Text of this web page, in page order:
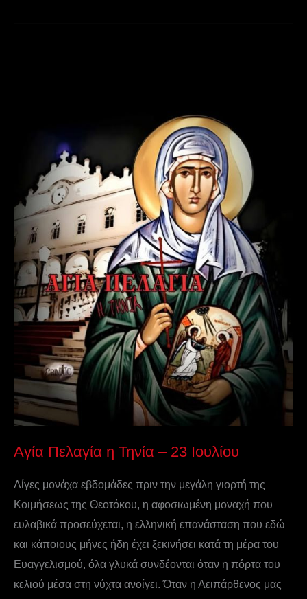
Αγία Πελαγία η Τηνία – 23 Ιουλίου
Λίγες μονάχα εβδομάδες πριν την μεγάλη γιορτή της
Κοιμήσεως της Θεοτόκου, η αφοσιωμένη μοναχή που
ευλαβικά προσεύχεται, η ελληνική επανάσταση που εδώ
και κάποιους μήνες ήδη έχει ξεκινήσει κατά τη μέρα του
Ευαγγελισμού, όλα γλυκά συνδέονται όταν η πόρτα του
κελιού μέσα στη νύχτα ανοίγει. Όταν η Αειπάρθενος μας
Ιουλίου